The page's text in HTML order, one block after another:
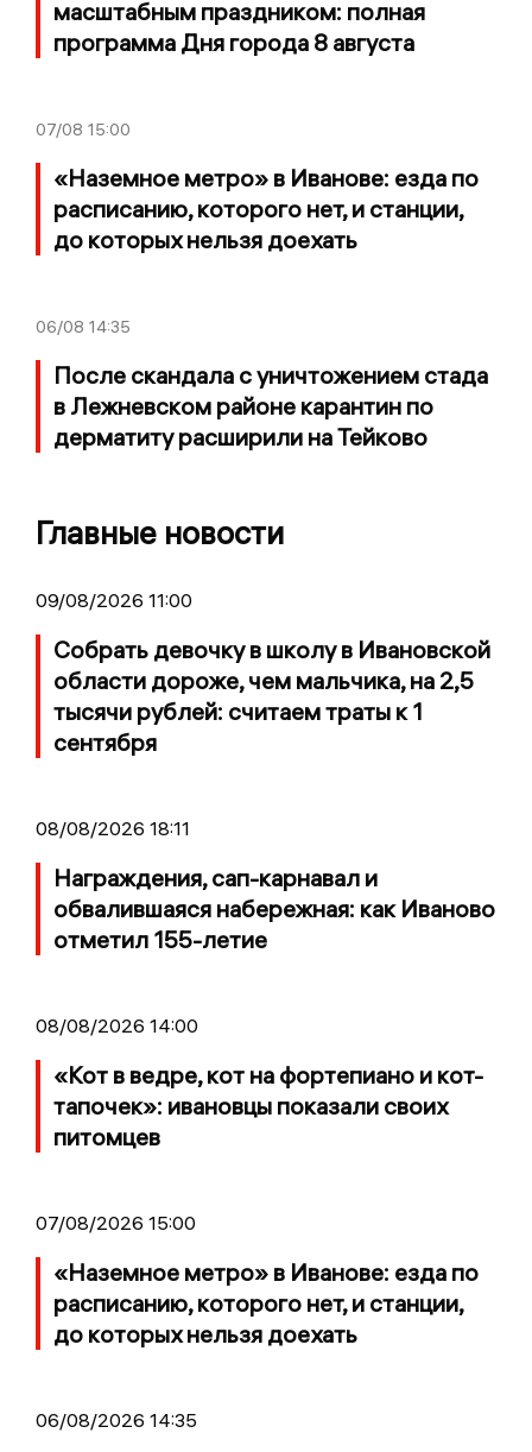
масштабным праздником: полная
программа Дня города 8 августа
07/08 15:00
«Наземное метро» в Иванове: езда по
расписанию, которого нет, и станции,
до которых нельзя доехать
06/08 14:35
После скандала с уничтожением стада
в Лежневском районе карантин по
дерматиту расширили на Тейково
Главные новости
09/08/2026 11:00
Собрать девочку в школу в Ивановской
области дороже, чем мальчика, на 2,5
тысячи рублей: считаем траты к 1
сентября
08/08/2026 18:11
Награждения, сап-карнавал и
обвалившаяся набережная: как Иваново
отметил 155-летие
08/08/2026 14:00
«Кот в ведре, кот на фортепиано и кот-
тапочек»: ивановцы показали своих
питомцев
07/08/2026 15:00
«Наземное метро» в Иванове: езда по
расписанию, которого нет, и станции,
до которых нельзя доехать
06/08/2026 14:35